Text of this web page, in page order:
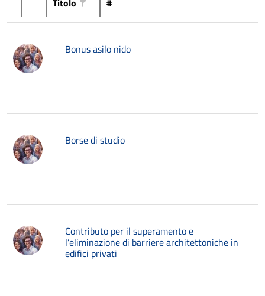
Titolo #
Bonus asilo nido
Borse di studio
Contributo per il superamento e
l’eliminazione di barriere architettoniche in
edifici privati